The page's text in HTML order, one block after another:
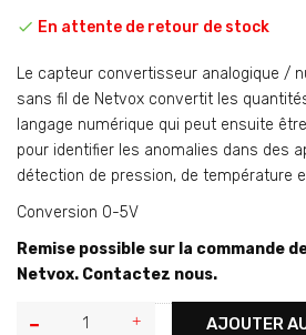
 En attente de retour de stock
Le capteur convertisseur analogique /
sans fil de Netvox convertit les
langage numérique qui peut ensuite
pour identifier les anomalies dans des
détection de pression, de température
Conversion 0-5V
Remise possible sur la commande
Netvox. Contactez nous.
AJOUTER